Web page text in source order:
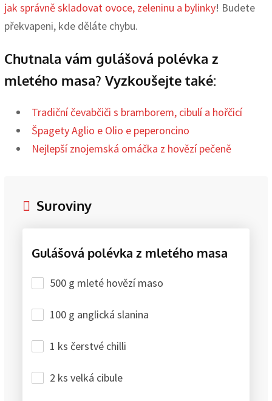
jak správně skladovat ovoce, zeleninu a bylinky! Budete
překvapeni, kde děláte chybu.
Chutnala vám gulášová polévka z
mletého masa? Vyzkoušejte také:
Tradiční čevabčiči s bramborem, cibulí a hořčicí
Špagety Aglio e Olio e peperoncino
Nejlepší znojemská omáčka z hovězí pečeně
Suroviny
Gulášová polévka z mletého masa
500 g mleté hovězí maso
100 g anglická slanina
1 ks čerstvé chilli
2 ks velká cibule